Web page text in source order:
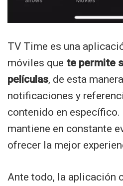
TV Time es una
móviles que te permite
películas, de esta
notificaciones y
contenido en
mantiene en constante
ofrecer la mejor
Ante todo, la aplicación